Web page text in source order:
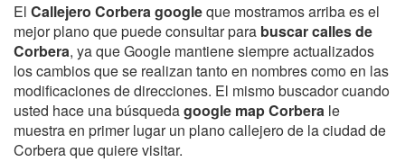
El Callejero Corbera googleque mostramos arriba es el
mejor plano que puede consultar para buscar calles de
Corbera, ya que Google mantiene siempre actualizados
los cambios que se realizan tanto en nombres como en las
modificaciones de direcciones. El mismo buscador cuando
usted hace una búsquedagoogle map Corbera le
muestra en primer lugar un plano callejero de la ciudad de
Corbera que quiere visitar.